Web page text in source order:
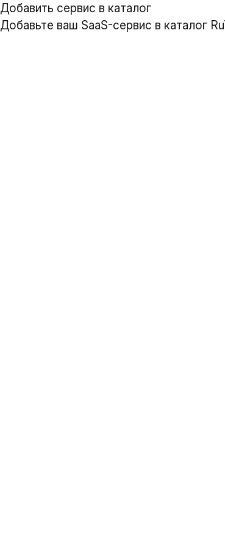
Добавить сервис в каталог
Добавьте ваш SaaS-сервис в каталог